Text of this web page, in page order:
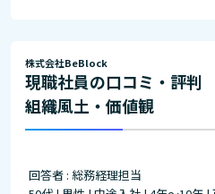
株式会社BeBlock
現職社員の口コミ・評判
組織風土・価値観
回答者 : 総務経理担当